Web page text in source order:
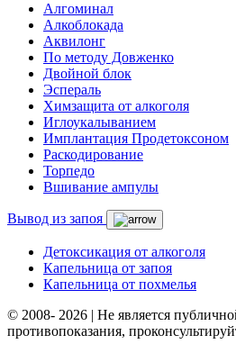
Алгоминал
Алкоблокада
Аквилонг
По методу Довженко
Двойной блок
Эспераль
Химзащита от алкоголя
Иглоукалыванием
Имплантация Продетоксоном
Раскодирование
Торпедо
Вшивание ампулы
Вывод из запоя
Детоксикация от алкоголя
Капельница от запоя
Капельница от похмелья
© 2008- 2026 | Не является
противопоказания,